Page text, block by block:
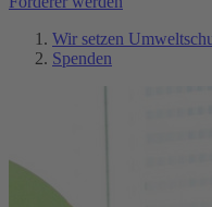
Wir setzen
Spenden